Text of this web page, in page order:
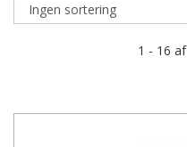
1 - 16